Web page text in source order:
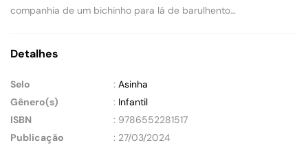
companhia de um bichinho para lá de barulhento…
Detalhes
Selo : Asinha
Gênero(s)
: Infantil
ISBN
: 9786552281517
Publicação
: 27/03/2024